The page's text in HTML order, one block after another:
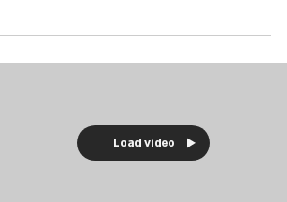
Load video